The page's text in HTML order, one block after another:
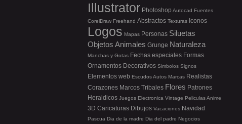
Illustrator Photoshop Autocad Fuentes
CorelDraw Freehand Abstractos Texturas Iconos
Logos Mapas Personas Siluetas
Objetos Animales Grunge Naturaleza
Manchas y Gotas Fechas especiales Formas
Ornamentos Decorativos Simbolos Signos
Elementos web EscudosAutos Marcas Realistas
Corazones Marcos Tribales Flores Patrones
Heraldicos Juegos Electronica Vintage PeliculasAnime
3D Caricaturas Dibujos Vacaciones Navidad
Pascua Dia de la madre Dia del padre Negocios